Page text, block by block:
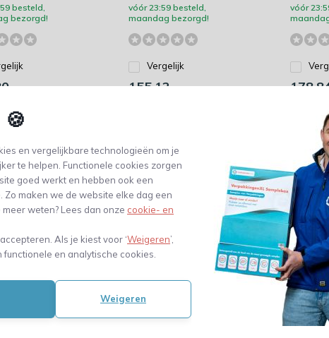
en vergelijkbare technologieën om je
te helpen. Functionele cookies zorgen
goed werkt en hebben ook een
Zo maken we de website elke dag een
weten? Lees dan onze cookie- en
accepteren. Als je kiest voor ‘Weigeren’,
en analytische cookies.
Weigeren
besteld,
bezorgd!
vóór 23:59 besteld,
maandag bezorgd!
Vergelijk
155,12
vóór
met een eigen
bedrukking zorgt
Bezoekers van jouw
winkel of showroom